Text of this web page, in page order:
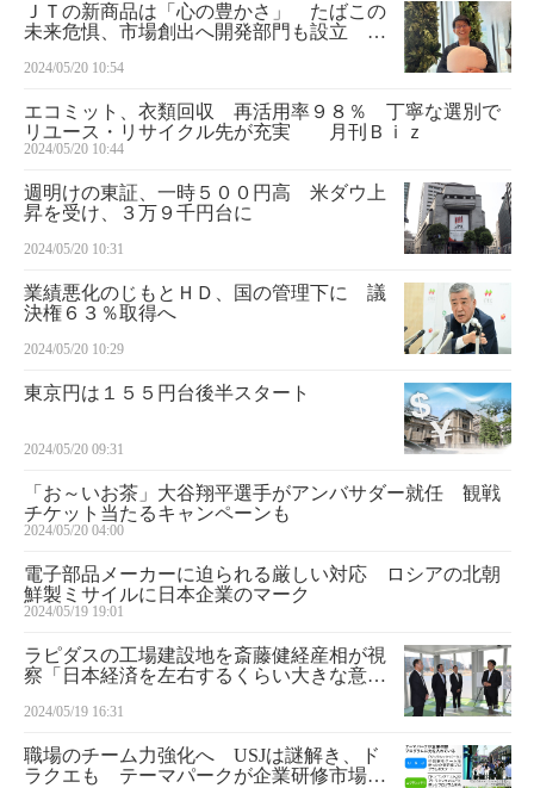
ＪＴの新商品は「心の豊かさ」 たばこの
未来危惧、市場創出へ開発部門も設立
2024/05/20 10:54
エコミット、衣類回収 再活用率９８％ 丁寧な選別で
リユース・リサイクル先が充実 月刊Ｂｉｚ
2024/05/20 10:44
週明けの東証、一時５００円高 米ダウ上
昇を受け、３万９千円台に
2024/05/20 10:31
業績悪化のじもとＨＤ、国の管理下に 議
決権６３％取得へ
2024/05/20 10:29
東京円は１５５円台後半スタート
2024/05/20 09:31
「お～いお茶」大谷翔平選手がアンバサダー就任 観戦
チケット当たるキャンペーンも
2024/05/20 04:00
電子部品メーカーに迫られる厳しい対応 ロシアの北朝
鮮製ミサイルに日本企業のマーク
2024/05/19 19:01
ラピダスの工場建設地を斎藤健経産相が視
察「日本経済を左右するくらい大きな意
2024/05/19 16:31
職場のチーム力強化へ USJは謎解き、ド
ラクエも テーマパークが企業研修市場に